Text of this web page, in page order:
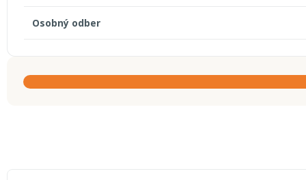
Osobný odber